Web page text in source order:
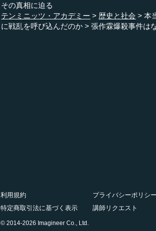
その真相に迫る
テンミニッツ・アカデミー
歴史と社会
本
に戦乱を呼び込んだのか
張作霖爆殺事件は
利用規約 プライバシーポリシー
特定商取引法に基づく表示
講師リクエスト
© 2014-2026 Imagineer Co., Ltd.